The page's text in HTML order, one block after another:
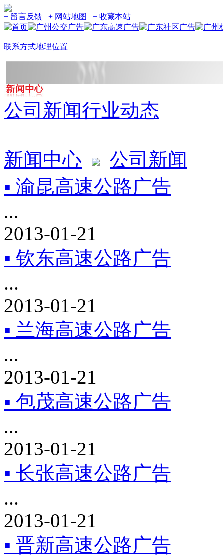
+ 留言反馈 + 网站地图 + 收藏本站
联系方式地理位置
公司新闻行业动态
新闻中心
公司新闻
▪ 渝昆高速公路广告
...
2013-01-21
▪ 钦东高速公路广告
...
2013-01-21
▪ 兰海高速公路广告
...
2013-01-21
▪ 包茂高速公路广告
...
2013-01-21
▪ 长张高速公路广告
...
2013-01-21
▪ 晋新高速​公路广告